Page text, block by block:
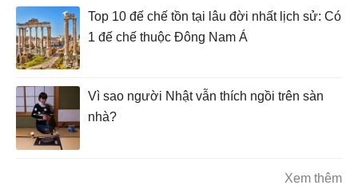
Top 10 đế chế tồn tại lâu đời nhất lịch sử: Có
1 đế chế thuộc Đông Nam Á
Vì sao người Nhật vẫn thích ngồi trên sàn
nhà?
Xem thêm